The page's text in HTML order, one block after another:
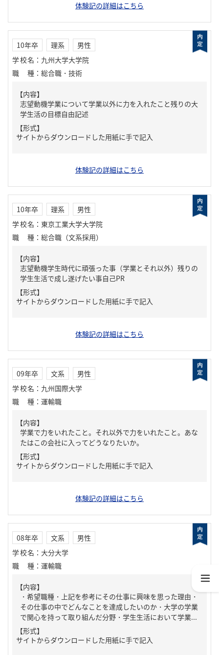
体験記の詳細はこちら
10年卒 理系
男性
学校名 ： 九州大学大学院
職種 ： 総合職・技術
【内容】
志望動機学業について学業以外に力を入れたこと残りの大
学生活の目標自由記述
【形式】
サイトからダウンロードした用紙に手で記入
体験記の詳細はこちら
10年卒 理系
男性
学校名 ： 東京工業大学大学院
職種 ： 総合職（文系採用）
【内容】
志望動機学生時代に頑張った事（学業とそれ以外）残りの
学生生活で成し遂げたい事自己PR
【形式】
サイトからダウンロードした用紙に手で記入
体験記の詳細はこちら
09年卒 文系
男性
学校名 ： 九州国際大学
職種 ： 運輸職
【内容】
学業で力をいれたこと。それ以外で力をいれたこと。あな
たはこの会社に入ってどうなりたいか。
【形式】
サイトからダウンロードした用紙に手で記入
体験記の詳細はこちら
08年卒 文系
男性
学校名 ： 大分大学
職種 ： 運輸職
【内容】
・希望職種・上記を参考にその仕事に興味を思った理由・
その仕事の中でどんなことを達成したいのか・大学の学業
で関心を持って取り組んだ分野・学生生活において学業...
【形式】
サイトからダウンロードした用紙に手で記入